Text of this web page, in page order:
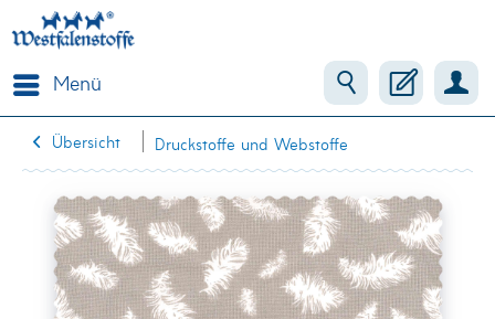
Menü
Übersicht Druckstoffe und Webstoffe